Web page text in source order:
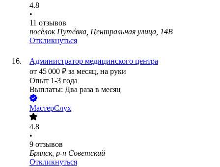
4.8
•
11 отзывов
посёлок Путёвка, Центральная улица, 14В
Откликнуться
Администратор медицинского центра
от 45 000 ₽ за месяц, на руки
Опыт 1-3 года
Выплаты: Два раза в месяц
МастерСлух
4.8
•
9 отзывов
Брянск, р-н Советский
Откликнуться